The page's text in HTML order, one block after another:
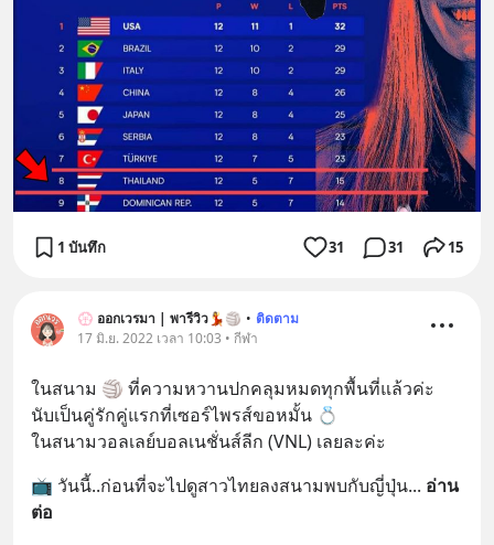
1 บันทึก 31 31 15
💮 ออกเวรมา | พารีวิว💃🏐 • ติดตาม
17 มิ.ย. 2022 เวลา 10:03 • กีฬา
ในสนาม 🏐 ที่ความหวานปกคลุมหมดทุกพื้นที่แล้วค่ะ
นับเป็นคู่รักคู่แรกที่เซอร์ไพรส์ขอหมั้น 💍
ในสนามวอลเลย์บอลเนชั่นส์ลีก (VNL) เลยละค่ะ
📺 วันนี้..ก่อนที่จะไปดูสาวไทยลงสนามพบกับญี่ปุ่น... อ่าน
ต่อ